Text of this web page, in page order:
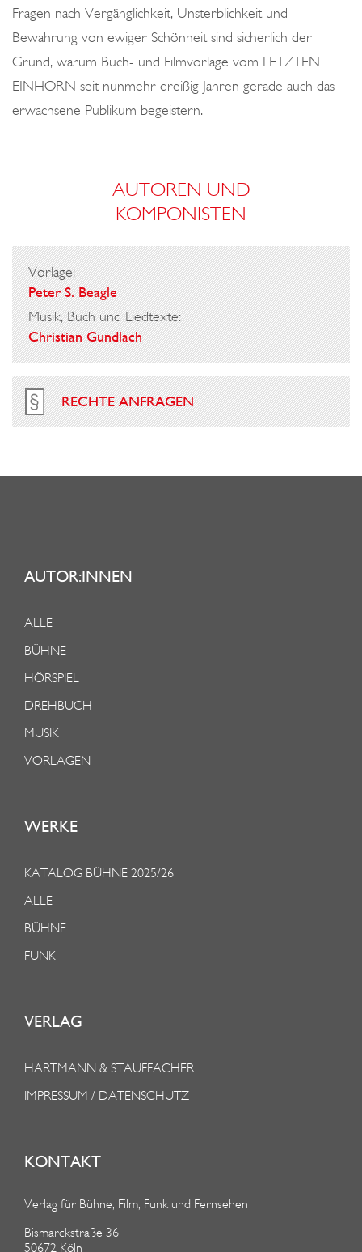
Fragen nach Vergänglichkeit, Unsterblichkeit und
Bewahrung von ewiger Schönheit sind sicherlich der
Grund, warum Buch- und Filmvorlage vom LETZTEN
EINHORN seit nunmehr dreißig Jahren gerade auch das
erwachsene Publikum begeistern.
AUTOREN UND
KOMPONISTEN
Vorlage:
Peter S. Beagle
Musik, Buch und Liedtexte:
Christian Gundlach
RECHTE ANFRAGEN
AUTOR:INNEN
ALLE
BÜHNE
HÖRSPIEL
DREHBUCH
MUSIK
VORLAGEN
WERKE
KATALOG BÜHNE 2025/26
ALLE
BÜHNE
FUNK
VERLAG
HARTMANN & STAUFFACHER
IMPRESSUM / DATENSCHUTZ
KONTAKT
Verlag für Bühne, Film, Funk und Fernsehen
Bismarckstraße 36
50672 Köln